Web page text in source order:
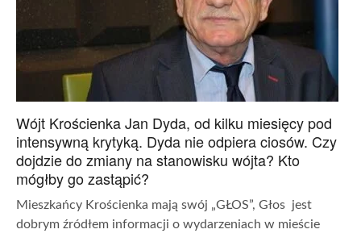
Wójt Krościenka Jan Dyda, od kilku miesięcy pod
intensywną krytyką. Dyda nie odpiera ciosów. Czy
dojdzie do zmiany na stanowisku wójta? Kto
mógłby go zastąpić?
Mieszkańcy Krościenka mają swój „GŁOS”, Głos jest
dobrym źródłem informacji o wydarzeniach w mieście